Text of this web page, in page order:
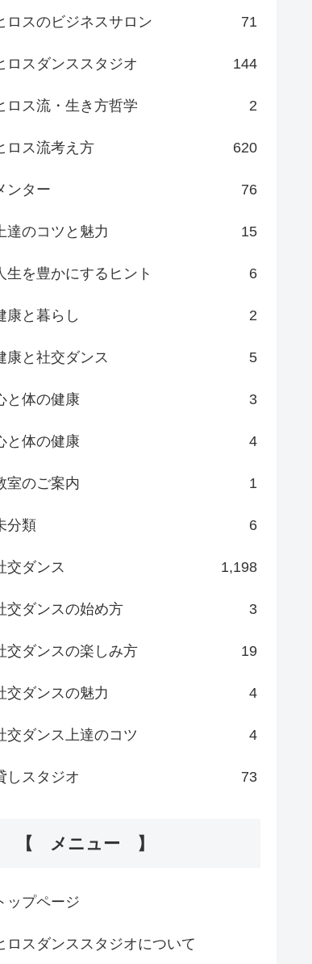
ロスのビジネスサロン 71
ロスダンススタジオ 144
ロス流・生き方哲学 2
ロス流考え方 620
ンター 76
達のコツと魅力 15
生を豊かにするヒント 6
康と暮らし 2
康と社交ダンス 5
と体の健康 3
と体の健康 4
室のご案内 1
分類 6
交ダンス 1,198
交ダンスの始め方 3
交ダンスの楽しみ方 19
交ダンスの魅力 4
交ダンス上達のコツ 4
しスタジオ 73
【 メニュー 】
ップページ
ロスダンススタジオについて